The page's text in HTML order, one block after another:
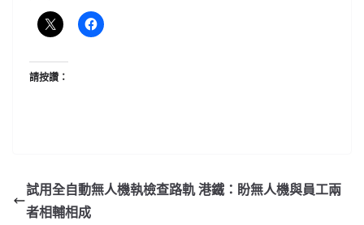
請按讚：
試用全自動無人機執檢查路軌 港鐵：盼無人機與員工兩
者相輔相成